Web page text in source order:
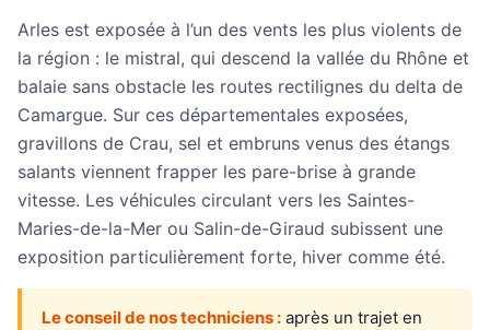
Arles est exposée à l’un des vents les plus violents de
la région : le mistral, qui descend la vallée du Rhône et
balaie sans obstacle les routes rectilignes du delta de
Camargue. Sur ces départementales exposées,
gravillons de Crau, sel et embruns venus des étangs
salants viennent frapper les pare-brise à grande
vitesse. Les véhicules circulant vers les Saintes-
Maries-de-la-Mer ou Salin-de-Giraud subissent une
exposition particulièrement forte, hiver comme été.
Le conseil de nos techniciens : après un trajet en